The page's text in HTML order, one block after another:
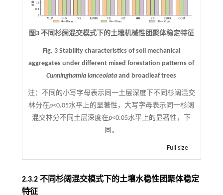
图3 不同杉阔混交模式下的土壤机械性团聚体稳定特征
Fig. 3 Stability characteristics of soil mechanical
aggregates under different mixed forestation patterns of
Cunninghamia lanceolata and broadleaf trees
注： 不同的小写字母表示同一土层深度下不同杉阔混交
林分在p<0.05水平上的显著性，大写字母表示同一杉阔
混交林分不同土层深度在p<0.05水平上的显著性，下
同。
Full size
2.3.2 不同杉阔混交模式下的土壤水稳性团聚体稳定
特征